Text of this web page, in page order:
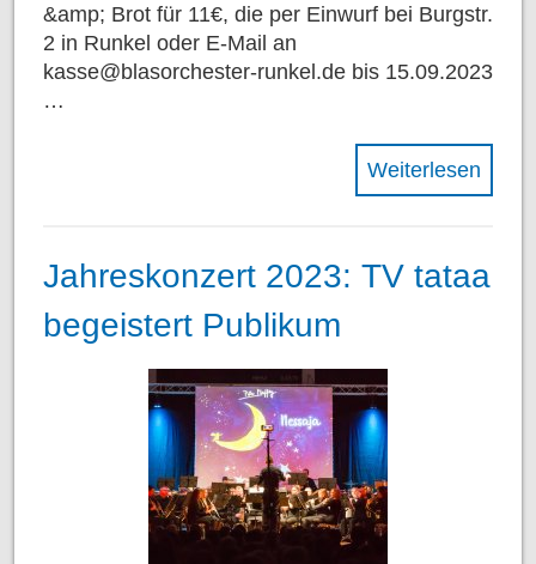
&amp; Brot für 11€, die per Einwurf bei Burgstr.
2 in Runkel oder E-Mail an
kasse@blasorchester-runkel.de bis 15.09.2023
…
Weiterlesen
Jahreskonzert 2023: TV tataa
begeistert Publikum